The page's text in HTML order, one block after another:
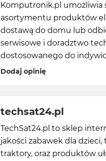
Komputronik.pl umożliwia
asortymentu produktów
dostawą do domu lub
serwisowe i doradztwo
dostosowanego do
Dodaj opinię
techsat24.pl
TechSat24.pl to sklep
jakości zabawek dla
traktory, oraz produktów